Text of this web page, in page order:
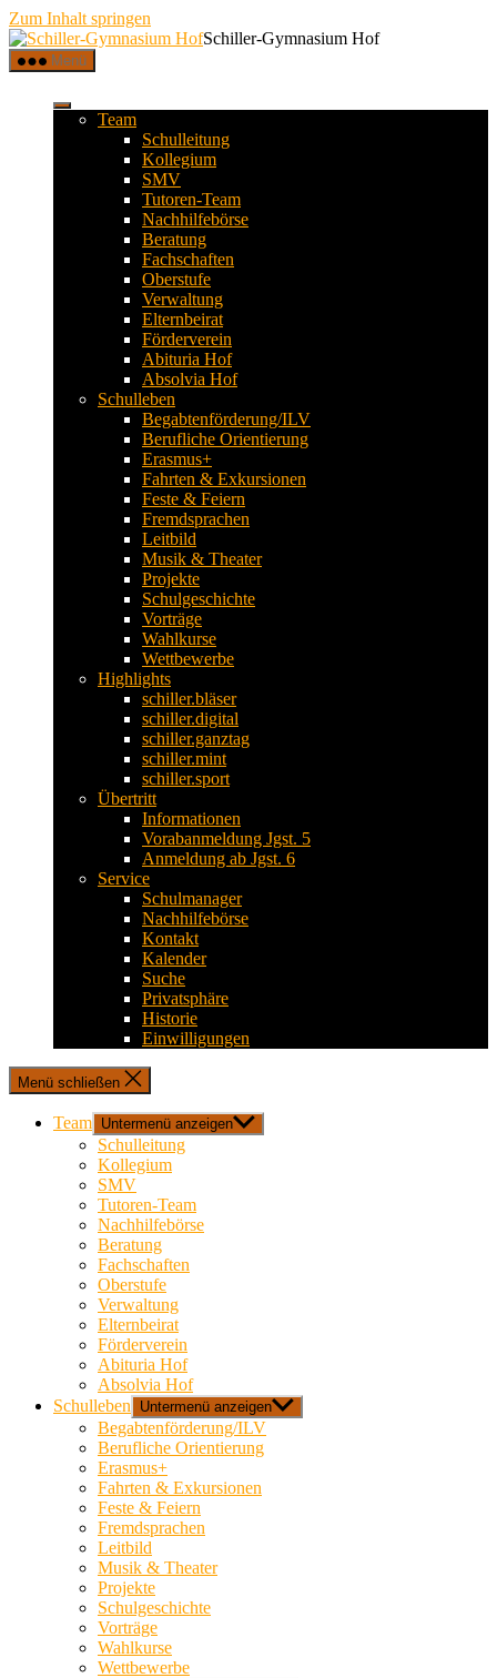
Zum Inhalt springen
Schiller-Gymnasium Hof
Menü
Team
Schulleitung
Kollegium
SMV
Tutoren-Team
Nachhilfebörse
Beratung
Fachschaften
Oberstufe
Verwaltung
Elternbeirat
Förderverein
Abituria Hof
Absolvia Hof
Schulleben
Begabtenförderung/ILV
Berufliche Orientierung
Erasmus+
Fahrten & Exkursionen
Feste & Feiern
Fremdsprachen
Leitbild
Musik & Theater
Projekte
Schulgeschichte
Vorträge
Wahlkurse
Wettbewerbe
Highlights
schiller.bläser
schiller.digital
schiller.ganztag
schiller.mint
schiller.sport
Übertritt
Informationen
Vorabanmeldung Jgst. 5
Anmeldung ab Jgst. 6
Service
Schulmanager
Nachhilfebörse
Kontakt
Kalender
Suche
Privatsphäre
Historie
Einwilligungen
Menü schließen
Team Untermenü anzeigen
Schulleitung
Kollegium
SMV
Tutoren-Team
Nachhilfebörse
Beratung
Fachschaften
Oberstufe
Verwaltung
Elternbeirat
Förderverein
Abituria Hof
Absolvia Hof
Schulleben
Untermenü anzeigen
Begabtenförderung/ILV
Berufliche Orientierung
Erasmus+
Fahrten & Exkursionen
Feste & Feiern
Fremdsprachen
Leitbild
Musik & Theater
Projekte
Schulgeschichte
Vorträge
Wahlkurse
Wettbewerbe